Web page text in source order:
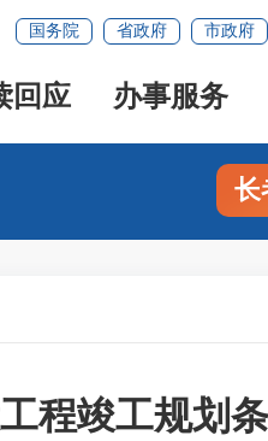
国务院 省政府 市政府
回应 办事服务
长
程竣工规划